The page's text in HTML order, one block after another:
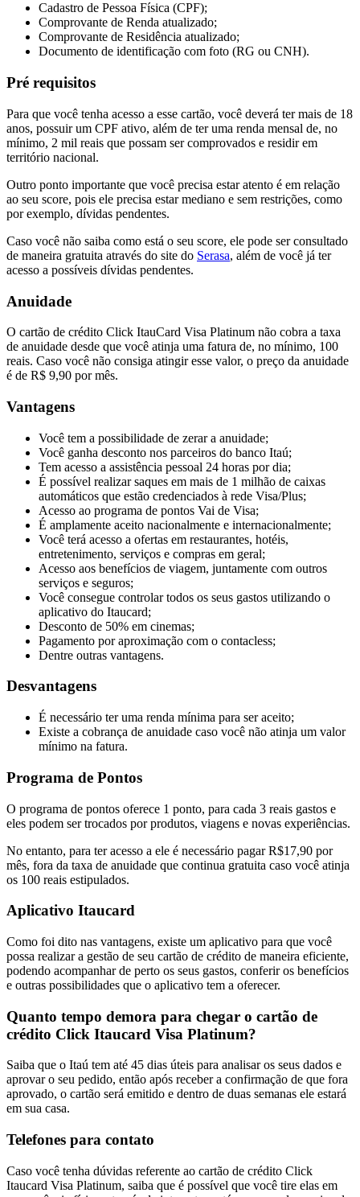
Cadastro de Pessoa Física (CPF);
Comprovante de Renda atualizado;
Comprovante de Residência atualizado;
Documento de identificação com foto (RG ou CNH).
Pré requisitos
Para que você tenha acesso a esse cartão, você deverá ter mais de 18
anos, possuir um CPF ativo, além de ter uma renda mensal de, no
mínimo, 2 mil reais que possam ser comprovados e residir em
território nacional.
Outro ponto importante que você precisa estar atento é em relação
ao seu score, pois ele precisa estar mediano e sem restrições, como
por exemplo, dívidas pendentes.
Caso você não saiba como está o seu score, ele pode ser consultado
de maneira gratuita através do site do Serasa, além de você já ter
acesso a possíveis dívidas pendentes.
Anuidade
O cartão de crédito Click ItauCard Visa Platinum não cobra a taxa
de anuidade desde que você atinja uma fatura de, no mínimo, 100
reais. Caso você não consiga atingir esse valor, o preço da anuidade
é de R$ 9,90 por mês.
Vantagens
Você tem a possibilidade de zerar a anuidade;
Você ganha desconto nos parceiros do banco Itaú;
Tem acesso a assistência pessoal 24 horas por dia;
É possível realizar saques em mais de 1 milhão de caixas
automáticos que estão credenciados à rede Visa/Plus;
Acesso ao programa de pontos Vai de Visa;
É amplamente aceito nacionalmente e internacionalmente;
Você terá acesso a ofertas em restaurantes, hotéis,
entretenimento, serviços e compras em geral;
Acesso aos benefícios de viagem, juntamente com outros
serviços e seguros;
Você consegue controlar todos os seus gastos utilizando o
aplicativo do Itaucard;
Desconto de 50% em cinemas;
Pagamento por aproximação com o contacless;
Dentre outras vantagens.
Desvantagens
É necessário ter uma renda mínima para ser aceito;
Existe a cobrança de anuidade caso você não atinja um valor
mínimo na fatura.
Programa de Pontos
O programa de pontos oferece 1 ponto, para cada 3 reais gastos e
eles podem ser trocados por produtos, viagens e novas experiências.
No entanto, para ter acesso a ele é necessário pagar R$17,90 por
mês, fora da taxa de anuidade que continua gratuita caso você atinja
os 100 reais estipulados.
Aplicativo Itaucard
Como foi dito nas vantagens, existe um aplicativo para que você
possa realizar a gestão de seu cartão de crédito de maneira eficiente,
podendo acompanhar de perto os seus gastos, conferir os benefícios
e outras possibilidades que o aplicativo tem a oferecer.
Quanto tempo demora para chegar o cartão de
crédito Click Itaucard Visa Platinum?
Saiba que o Itaú tem até 45 dias úteis para analisar os seus dados e
aprovar o seu pedido, então após receber a confirmação de que fora
aprovado, o cartão será emitido e dentro de duas semanas ele estará
em sua casa.
Telefones para contato
Caso você tenha dúvidas referente ao cartão de crédito Click
Itaucard Visa Platinum, saiba que é possível que você tire elas em